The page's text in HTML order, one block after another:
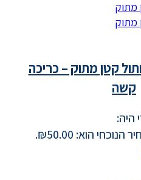
קטן מתוק – כריכה
קשה
היה:
הנוכחי הוא: ₪50.00.